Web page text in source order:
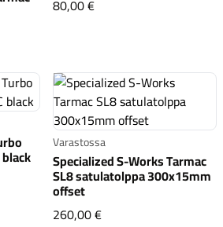
Tarmac SL7 ohjainkannatin
80,00 €
Turbo TLR Race Tire 700X28C black
Varastossa
Specialized S-Works Tarmac
SL8 satulatolppa 300x15mm
offset
260,00 €Specialized S-Works